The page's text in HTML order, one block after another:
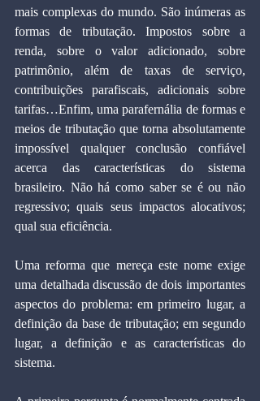
mais complexas do mundo. São inúmeras as
formas de tributação. Impostos sobre a
renda, sobre o valor adicionado, sobre
patrimônio, além de taxas de serviço,
contribuições parafiscais, adicionais sobre
tarifas…Enfim, uma parafernália de formas e
meios de tributação que torna absolutamente
impossível qualquer conclusão confiável
acerca das características do sistema
brasileiro. Não há como saber se é ou não
regressivo; quais seus impactos alocativos;
qual sua eficiência.
Uma reforma que mereça este nome exige
uma detalhada discussão de dois importantes
aspectos do problema: em primeiro lugar, a
definição da base de tributação; em segundo
lugar, a definição e as características do
sistema.